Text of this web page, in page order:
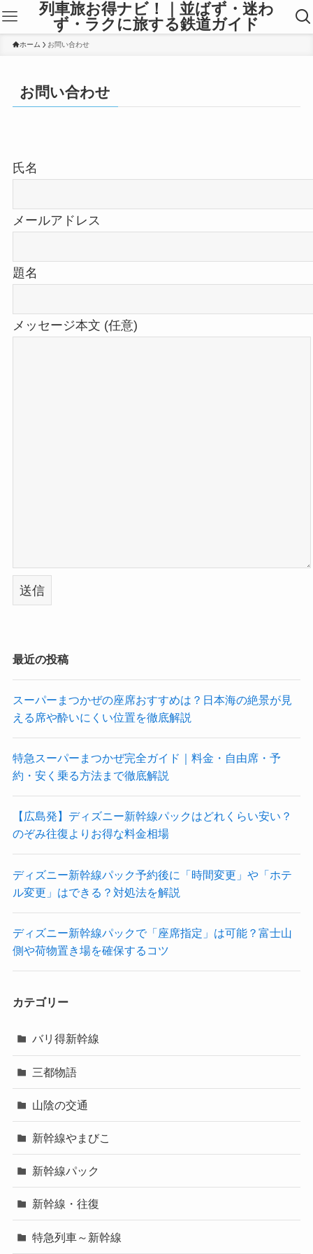
列車旅お得ナビ！｜並ばず・迷わ
ず・ラクに旅する鉄道ガイド
ホーム お問い合わせ
お問い合わせ
氏名
メールアドレス
題名
メッセージ本文 (任意)
最近の投稿
スーパーまつかぜの座席おすすめは？日本海の絶景が見
える席や酔いにくい位置を徹底解説
特急スーパーまつかぜ完全ガイド｜料金・自由席・予
約・安く乗る方法まで徹底解説
【広島発】ディズニー新幹線パックはどれくらい安い？
のぞみ往復よりお得な料金相場
ディズニー新幹線パック予約後に「時間変更」や「ホテ
ル変更」はできる？対処法を解説
ディズニー新幹線パックで「座席指定」は可能？富士山
側や荷物置き場を確保するコツ
カテゴリー
バリ得新幹線
三都物語
山陰の交通
新幹線やまびこ
新幹線パック
新幹線・往復
特急列車～新幹線